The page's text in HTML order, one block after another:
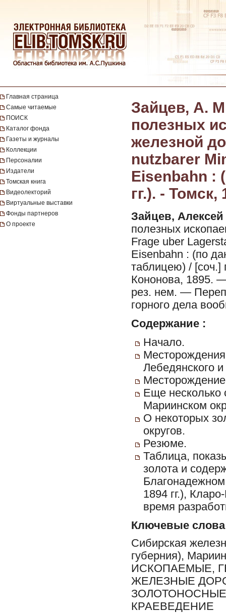
Главная страница
Самые читаемые
ПОИСК
Каталог фонда
Газеты и журналы
Коллекции
Персоналии
Издатели
Томская книга
Видеолекторий
Виртуальные выставки
Фонды партнеров
О проекте
Зайцев, А.
полезных
железной
nutzbarer
Eisenbahn :
гг.). - Томск,
Зайцев,
полезных
Frage uber
Eisenbahn : (по
таблицею) /
Кононова, 1895.
рез. нем. —
горного дела
Содержание :
Начало.
Лебедянского
Еще несколько
Мариинском
О некоторых
округов.
Резюме.
Таблица,
золота и
1894 гг.),
время
Ключевые слова
Сибирская
губерния),
ИСКОПАЕМЫЕ,
ЖЕЛЕЗНЫЕ
КРАЕВЕДЕНИЕ